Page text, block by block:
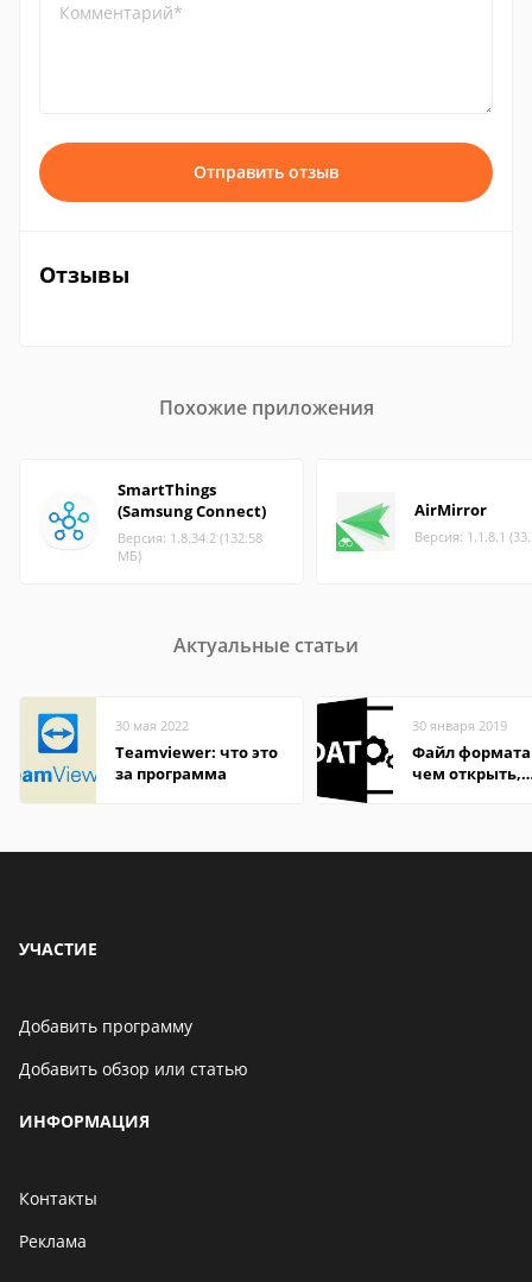
Комментарий*
Отправить отзыв
Отзывы
Похожие приложения
SmartThings
(Samsung Connect)
Версия: 1.8.34.2 (132.58
МБ)
AirMirror
Версия: 1.1.8.1
Актуальные статьи
30 мая 2022
Teamviewer: что это
за программа
30 января 2019
Файл формата
чем открыть,
УЧАСТИЕ
Добавить программу
Добавить обзор или статью
ИНФОРМАЦИЯ
Контакты
Реклама